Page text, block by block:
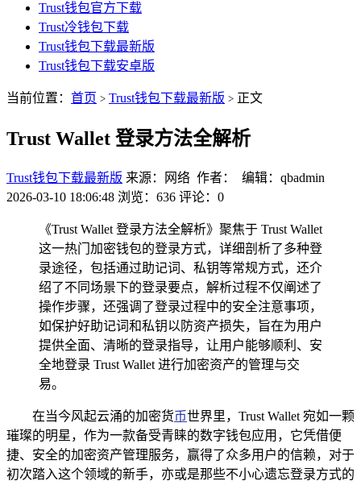
Trust钱包官方下载
Trust冷钱包下载
Trust钱包下载最新版
Trust钱包下载安卓版
当前位置： 首页 > Trust钱包下载最新版 > 正文
Trust Wallet 登录方法全解析
Trust钱包下载最新版 来源：网络 作者： 编辑：qbadmin
2026-03-10 18:06:48 浏览：636 评论：0
《Trust Wallet 登录方法全解析》聚焦于 Trust Wallet
这一热门加密钱包的登录方式，详细剖析了多种登
录途径，包括通过助记词、私钥等常规方式，还介
绍了不同场景下的登录要点，解析过程不仅阐述了
操作步骤，还强调了登录过程中的安全注意事项，
如保护好助记词和私钥以防资产损失，旨在为用户
提供全面、清晰的登录指导，让用户能够顺利、安
全地登录 Trust Wallet 进行加密资产的管理与交
易。
在当今风起云涌的加密货币世界里，Trust Wallet 宛如一颗
璀璨的明星，作为一款备受青睐的数字钱包应用，它凭借便
捷、安全的加密资产管理服务，赢得了众多用户的信赖，对于
初次踏入这个领域的新手，亦或是那些不小心遗忘登录方式的